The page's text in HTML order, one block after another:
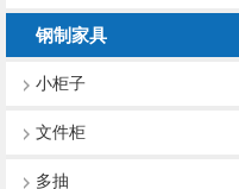
钢制家具
小柜子
文件柜
多抽